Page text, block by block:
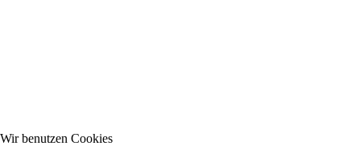
Wir benutzen Cookies